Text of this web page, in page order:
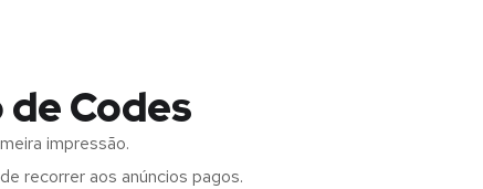
Codes
impressão.
recorrer aos anúncios pagos.